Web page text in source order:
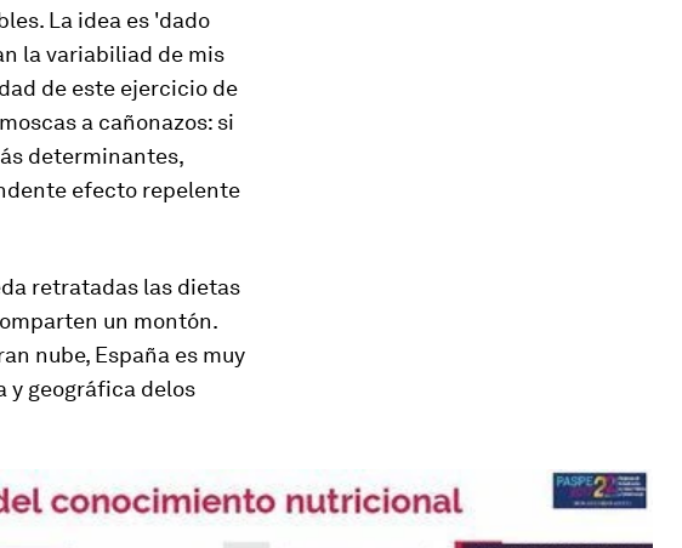
La idea es 'dado
la variabiliad de mis
de este ejercicio de
a cañonazos: si
determinantes,
efecto repelente
retratadas las dietas
un montón.
nube, España es muy
y geográfica delos